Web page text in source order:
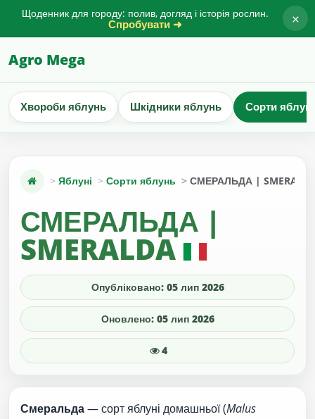
Щоденник для городу: полив, догляд і історія рослин.
Спробувати ➜ ×
Agro Mega
Хвороби яблунь Шкідники яблунь Сорти
Яблуні Сорти яблунь СМЕРАЛЬДА |
СМЕРАЛЬДА |
SMERALDA
Опубліковано: 05 лип 2026
Оновлено: 05 лип 2026
4
Смеральда— сорт яблуні домашньої (Malus